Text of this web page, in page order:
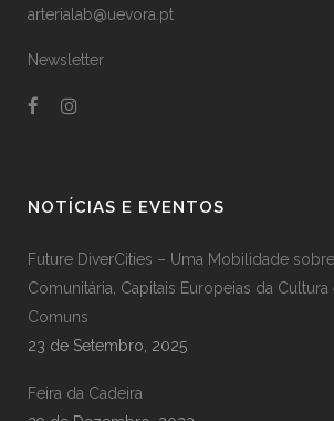
arterialab@uevora.pt
Newsletter
NOTÍCIAS E EVENTOS
Future DiverCities – Uma Mobilidade
Comunitária, Capitais Europeias da Cultura
Comuns
23 de Setembro, 2025
Feira da Cadeira